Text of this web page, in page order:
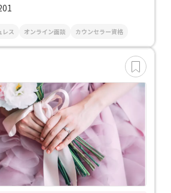
レス オンライン面談 カウンセラー資格